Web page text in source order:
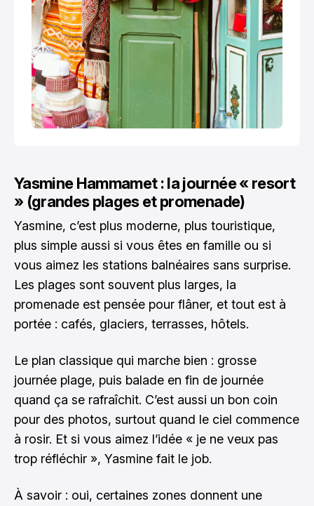
Yasmine Hammamet : la journée « resort
» (grandes plages et promenade)
Yasmine, c’est plus moderne, plus touristique,
plus simple aussi si vous êtes en famille ou si
vous aimez les stations balnéaires sans surprise.
Les plages sont souvent plus larges, la
promenade est pensée pour flâner, et tout est à
portée : cafés, glaciers, terrasses, hôtels.
Le plan classique qui marche bien : grosse
journée plage, puis balade en fin de journée
quand ça se rafraîchit. C’est aussi un bon coin
pour des photos, surtout quand le ciel commence
à rosir. Et si vous aimez l’idée « je ne veux pas
trop réfléchir », Yasmine fait le job.
À savoir : oui, certaines zones donnent une